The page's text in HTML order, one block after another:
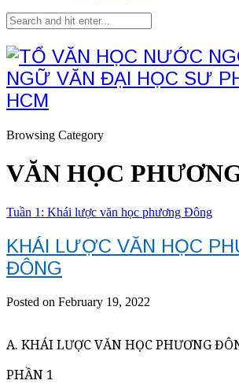
Browsing Category
VĂN HỌC
Tuần 1: Khái lược văn học phương Đông
KHÁI LƯỢC VĂN HỌC
ĐÔNG
Posted on February 19, 2022
A. KHÁI LƯỢC VĂN HỌC PHƯƠNG
PHẦN 1